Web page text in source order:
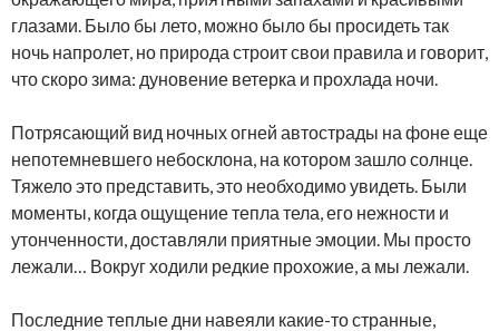
глазами. Было бы лето, можно было бы просидеть так
ночь напролет, но природа строит свои правила и говорит,
что скоро зима: дуновение ветерка и прохлада ночи.
Потрясающий вид ночных огней автострады на фоне еще
непотемневшего небосклона, на котором зашло солнце.
Тяжело это представить, это необходимо увидеть. Были
моменты, когда ощущение тепла тела, его нежности и
утонченности, доставляли приятные эмоции. Мы просто
лежали… Вокруг ходили редкие прохожие, а мы лежали.
Последние теплые дни навеяли какие-то странные,